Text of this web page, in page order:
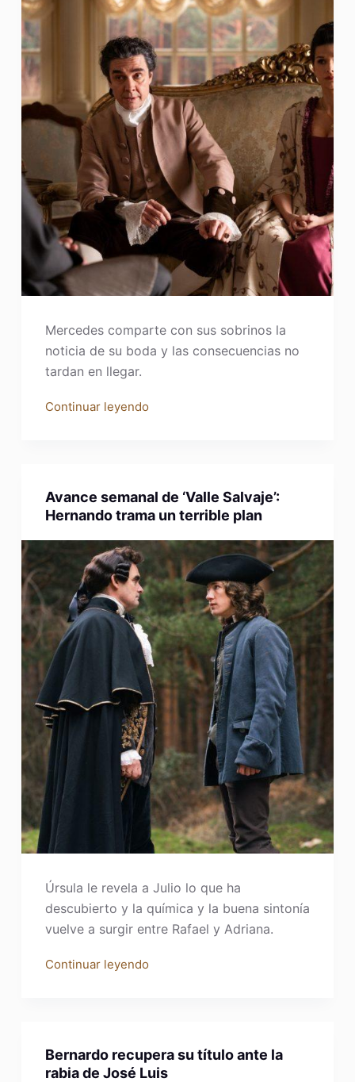
Mercedes comparte con sus sobrinos la
noticia de su boda y las consecuencias no
tardan en llegar.
Continuar leyendo
Avance semanal de ‘Valle Salvaje’:
Hernando trama un terrible plan
Úrsula le revela a Julio lo que ha
descubierto y la química y la buena sintonía
vuelve a surgir entre Rafael y Adriana.
Continuar leyendo
Bernardo recupera su título ante la
rabia de José Luis